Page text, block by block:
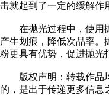
击就起到了一定的缓解作
在抛光过程中，使用
产生划痕，降低次品率。
粉更具有优势，促进抛光
版权声明：转载作品
的，是出于传递更多信息